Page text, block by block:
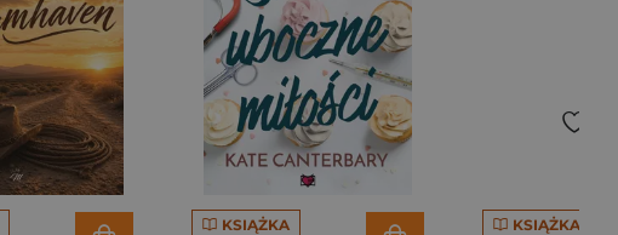
KSIĄŻKA KSIĄŻKA